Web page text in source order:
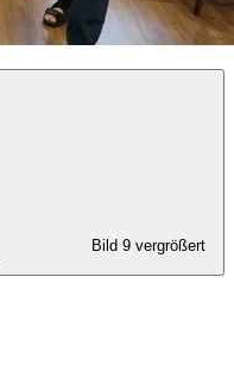
Bild 9 vergrößert